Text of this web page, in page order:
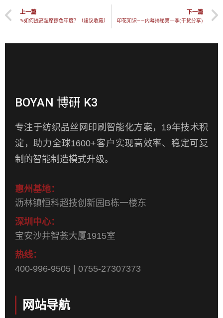
上一篇
✎如何提高湿摩擦色牢度？（建议收藏）
下一篇
印花知识——内幕揭秘第一季(干货分享)
BOYAN 博研 K3
专注于纺织品丝网印刷智能化方案，19年技术积
淀，助力全球1600+客户实现高效率、稳定可复
制的智能制造模式升级。
惠州基地：
沥林镇恒科超技创新园B栋一楼东
深圳中心：
宝安沙井智荟大厦1915室
热线：
400-996-9505 | 0755-27307373
网站导航